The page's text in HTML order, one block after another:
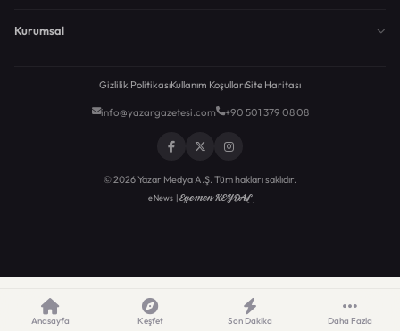
Kurumsal
Gizlilik PolitikasıKullanım KoşullarıSite Haritası
info@yazargazetesi.com +90 501 379 08 08
© 2026 Yazar Medya A.Ş. Tüm hakları saklıdır.
eNews |Egemen KEYDAL
Anasayfa Keşfet Son Dakika Daha Fazla